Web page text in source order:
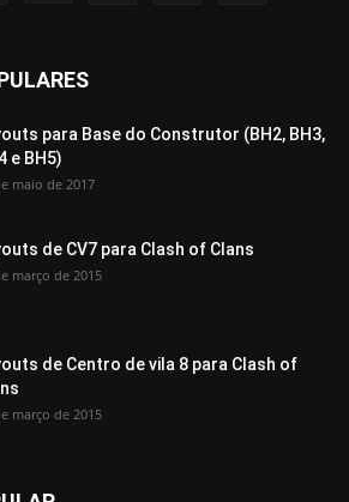
para Base do Construtor (BH2, BH3,
e BH5)
maio de 2017
de CV7 para Clash of Clans
março de 2015
de Centro de vila 8 para Clash of
março de 2015